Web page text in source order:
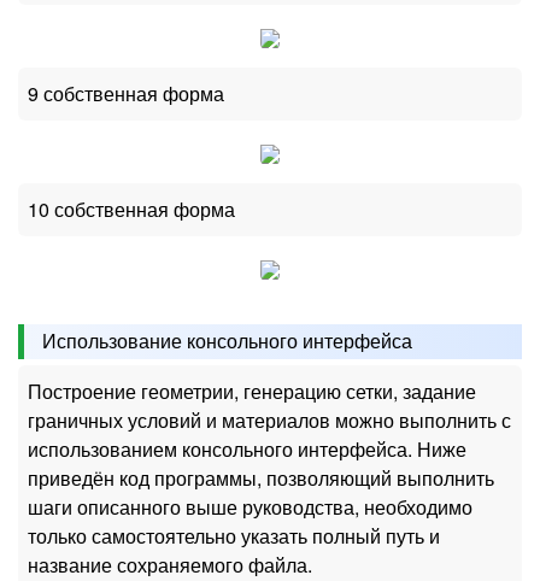
9 собственная форма
10 собственная форма
Использование консольного интерфейса
Построение геометрии, генерацию сетки, задание
граничных условий и материалов можно выполнить с
использованием консольного интерфейса. Ниже
приведён код программы, позволяющий выполнить
шаги описанного выше руководства, необходимо
только самостоятельно указать полный путь и
название сохраняемого файла.